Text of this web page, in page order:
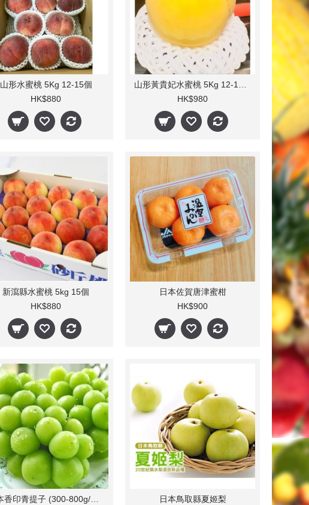
山形水蜜桃 5Kg 12-15個
HK$880
HK$980
新瀉縣水蜜桃 5kg 15個
HK$880
日本佐賀唐津蜜柑
HK$900
日本鳥取縣夏姬梨